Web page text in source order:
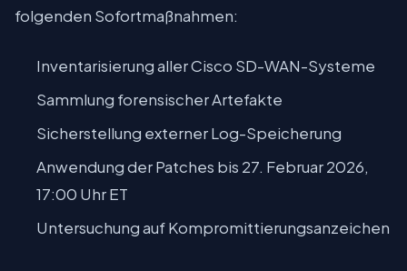
folgenden Sofortmaßnahmen:
Inventarisierung aller Cisco SD-WAN-Systeme
Sammlung forensischer Artefakte
Sicherstellung externer Log-Speicherung
Anwendung der Patches bis 27. Februar 2026,
17:00 Uhr ET
Untersuchung auf Kompromittierungsanzeichen